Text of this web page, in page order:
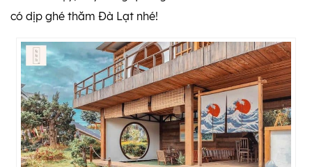
có dịp ghé thăm Đà Lạt nhé!